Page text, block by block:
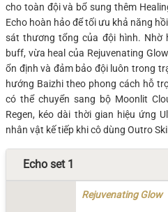
cho toàn đội và bổ sung thêm
Echo hoàn hảo để tối ưu khả năng
sát thương tổng của đội hình. Nhờ
buff, vừa heal của Rejuvenating
ổn định và đảm bảo đội luôn trong
hướng Baizhi theo phong cách hỗ
có thể chuyển sang bộ Moonlit
Regen, kéo dài thời gian hiệu ứng
nhân vật kế tiếp khi cô dùng Outro
Echo set 1
Rejuvenating Glow